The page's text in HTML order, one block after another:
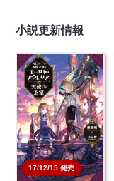
小説更新情報
17/12/15 発売